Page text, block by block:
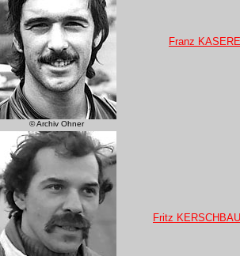
© Archiv Ohner
Franz
Fritz